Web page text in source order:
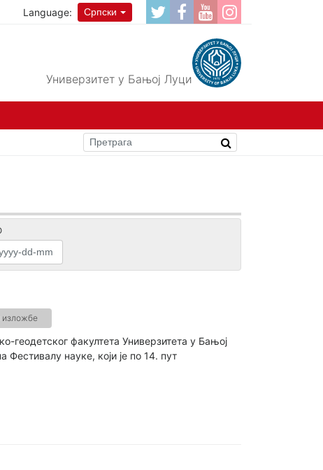
Language: Српски
Универзитет у Бањој Луци
изложбе
геодетског факултета Универзитета у Бањој
Фестивалу науке, који је по 14. пут